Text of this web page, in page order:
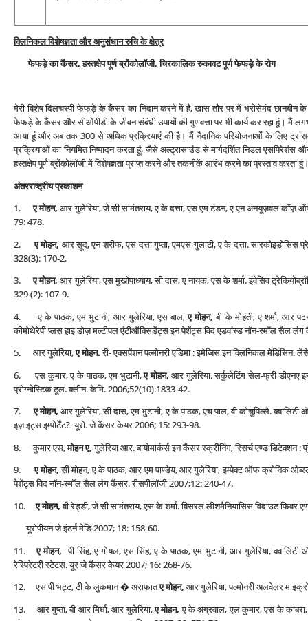
क्लिनिकल विशेषज्ञता और अनुसंधान रुचि के क्षेत्र
फेफड़े का कैंसर, हस्‍तक्षेप पूर्ण ब्रों‍कोलॉजी, चिरकालिक रुकावट पूर्ण फेफड़े के रोग
मेरी विशेष दिलचस्‍पी फेफड़े के कैंसर का निदान करने में है, खास तौर पर मैं भरोसेमंद छानबीन के
फेफड़े के कैंसर और सीओपीडी के जीवन संबंधी उपायों की गुणवत्ता पर भी कार्य कर रहा हूं। मैं
आया हूं और अब तक 300 से अधिक प्रक्रियाएं की है। मैं नैदानिक परियोजनाओं के लिए
प्रक्रियाओं का नियमित निष्‍पादन करता हूं, जैसे अल्‍ट्रासाउंड से मार्गदर्शित निडल
हस्‍तक्षेप पूर्ण ब्रों‍कोलॉजी में विशेषज्ञता प्राप्‍त करने और तक‍नीकें आरंभ करने का प्रस्‍ताव करता
अंतरराष्‍ट्रीय प्रकाशन
1.ए मोहन,आर गुलेरिया, जे सी सामंतराय, ए के दत्ता, एस एम टंडन, ए एन अनयूज़वल कॉज़ ऑफ
79: 478.
2.ए मोहन, आर सूद, एन शरीफ, एस दत्ता गुप्‍ता, एमएस गुलाटी, ए के दत्ता.
328(3): 170-2.
3.ए मोहन, आर गुलेरिया, एस मुखोपाध्‍याय, सी दास, ए नायक, एस के शर्मा. इंवेसिव
329 (2): 107-9.
4. ए के पाठक, एम भुटानी, आर गुलेरिया, एस बाल,ए मोहन,बी के मोहंती, ए शर्मा, आर
कीमोथेरेपी प्‍लस हाइ डोज़ मल्‍टीपल एंटीऑक्सिडेंट्स इन पेशेंट्स विद एडवांस्‍ड नॉन-स्‍मॉल सैल
5. आर गुलेरिया,ए मोहन.री- एक्‍सपेंशन पल्‍मोनरी एडिमा : इमेजिस इन क्लिनिकल मेडिसिन.
6. एस कुमार, ए के पाठक, एम भुटानी,ए मोहन,आर गुलेरिया. सर्कुलेटिंग सेल-फ्री डीएनए
प्रोग्‍नोस्टिक टूल. क्‍लीन. केमि. 2006;52(10):1833-42.
7.ए मोहन, आर गुलेरिया, सी दास, एम भुटानी, ए के पाठक, एच पाल, वी कोचुपिल्‍लै.
इज़ इट्स इम्‍पोर्टेंट? यूरो. जे कैंसर केयर 2006; 15: 293-98.
8. कुमार एस,मोहन ए,गुलेरिया आर. बायोमार्कर्स इन कैंसर स्‍क्रीनिंग, रिसर्च एण्‍ड डिटेक्‍शन
9.ए मोहन,सी मोहन, ए के पाठक, आर एम पाण्‍डेय, आर गुलेरिया, इम्‍पेक्‍ट ऑफ क्रोनिक
पेशेंट्स विद नॉन-स्‍मॉल सैल लंग कैंसर. रीसपीलॉजी 2007;12: 240-47.
10.ए मोहन,वी रेड्डी, जे सी सामंतराय, एस के शर्मा. विसरल लीशमैनियासिस विदाउट
यूरोपीयन जे इंटर्न मेडि 2007; 18: 158-60.
11.ए मोहन, पी सिंह, ए गोयल, एस सिंह, ए के पाठक, एम भुटानी, आर गुलेरिया,
रेस्पिरेटरी स्‍टेटस. यूर जे कैंसर केयर 2007; 16: 268-76.
12. एस पी भट्ट, टी के लुकमान � अराफातए मोहन, आर गुलेरिया, पल्‍मोनरी अलवेलर
13. आर गुप्‍ता, बी आर मिर्धा, आर गुलेरिया,ए मोहन,ए के अग्रवाल, एल कुमार, एस के काबरा,